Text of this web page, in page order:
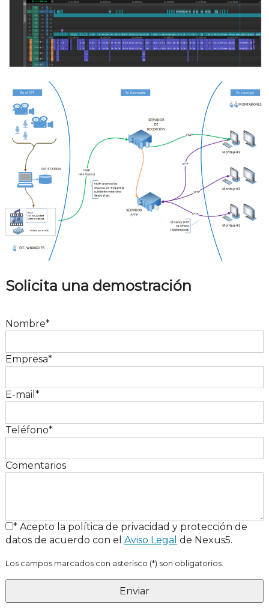
Solicita una demostración
Nombre*
Empresa*
E-mail*
Teléfono*
Comentarios
* Acepto la política de privacidad y protección de
datos de acuerdo con el Aviso Legal de Nexus5.
Los campos marcados con asterisco (*) son obligatorios.